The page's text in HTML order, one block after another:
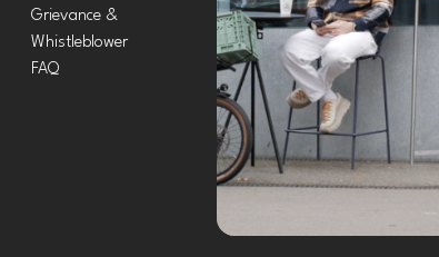
Grievance &
Whistleblower
FAQ